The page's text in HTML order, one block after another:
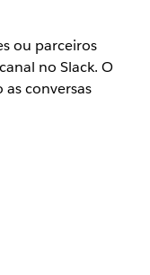
ou parceiros
no Slack. O
conversas